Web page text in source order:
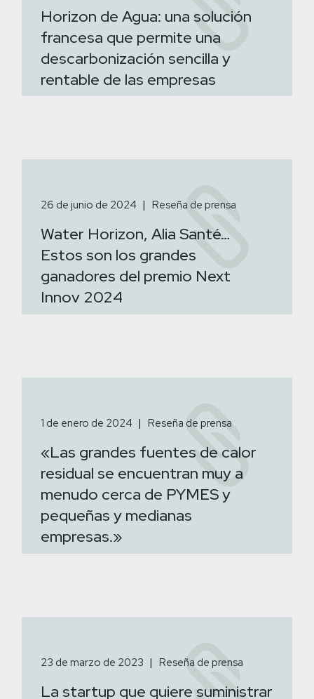
Horizon de Agua: una solución
francesa que permite una
descarbonización sencilla y
rentable de las empresas
26 de junio de 2024 Reseña de prensa
Water Horizon, Alia Santé…
Estos son los grandes
ganadores del premio Next
Innov 2024
1 de enero de 2024 Reseña de prensa
«Las grandes fuentes de calor
residual se encuentran muy a
menudo cerca de PYMES y
pequeñas y medianas
empresas.»
23 de marzo de 2023 Reseña de prensa
La startup que quiere suministrar